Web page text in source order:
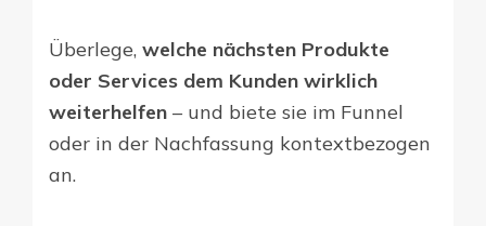
Überlege, welche nächsten Produkte
oder Services dem Kunden wirklich
weiterhelfen – und biete sie im Funnel
oder in der Nachfassung kontextbezogen
an.